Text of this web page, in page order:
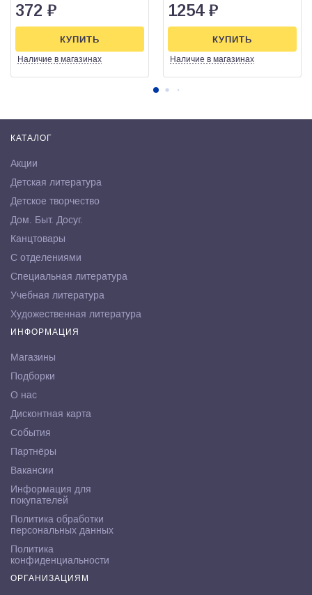
372 ₽
Наличие в магазинах
КУПИТЬ
1254 ₽
Наличие в магазинах
КУПИТЬ
КАТАЛОГ
Акции
Детская литература
Детское творчество
Дом. Быт. Досуг.
Канцтовары
С отделениями
Специальная литература
Учебная литература
Художественная литература
ИНФОРМАЦИЯ
Магазины
Подборки
О нас
Дисконтная карта
События
Партнёры
Вакансии
Информация для
покупателей
Политика обработки
персональных данных
Политика
конфиденциальности
ОРГАНИЗАЦИЯМ